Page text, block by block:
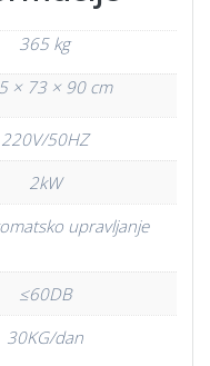
365 kg
× 73 × 90 cm
220V/50HZ
2kW
upravljanje
≤60DB
30KG/dan